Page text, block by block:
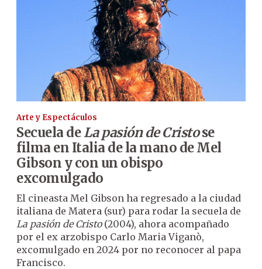
Arte y Espectáculos
Secuela deLa pasión de Cristose
filma en Italia de la mano de Mel
Gibson y con un obispo
excomulgado
El cineasta Mel Gibson ha regresado a la ciudad
italiana de Matera (sur) para rodar la secuela de
La pasión de Cristo(2004), ahora acompañado
por el ex arzobispo Carlo Maria Viganò,
excomulgado en 2024 por no reconocer al papa
Francisco.